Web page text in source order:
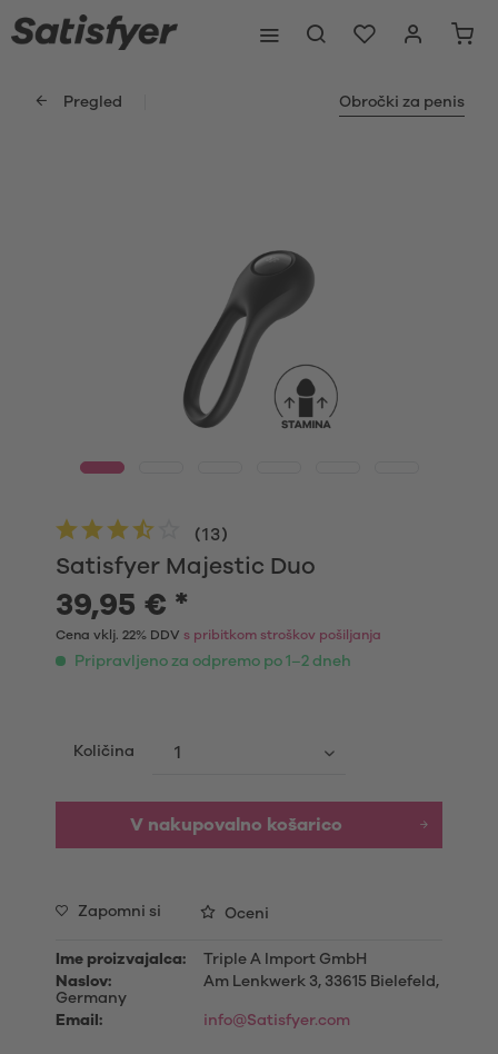
Pregled Obročki za penis
Satisfyer Majestic Duo
(13)
39,95 € *
Cena vklj. 22% DDV s pribitkom stroškov pošiljanja
Pripravljeno za odpremo po 1–2 dneh
Količina
V nakupovalno košarico
Zapomni si Oceni
Ime proizvajalca:
Triple A Import GmbH
Naslov:
Am Lenkwerk 3, 33615 Bielefeld,
Germany
Email:
info@Satisfyer.com